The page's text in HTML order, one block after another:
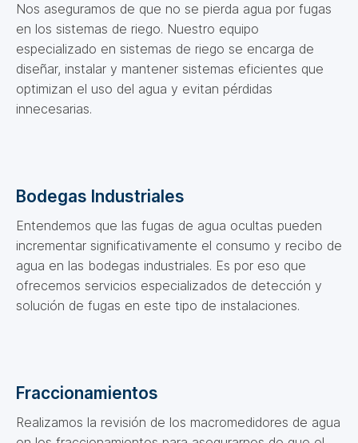
Nos aseguramos de que no se pierda agua por fugas
en los sistemas de riego. Nuestro equipo
especializado en sistemas de riego se encarga de
diseñar, instalar y mantener sistemas eficientes que
optimizan el uso del agua y evitan pérdidas
innecesarias.
Bodegas Industriales
Entendemos que las fugas de agua ocultas pueden
incrementar significativamente el consumo y recibo de
agua en las bodegas industriales. Es por eso que
ofrecemos servicios especializados de detección y
solución de fugas en este tipo de instalaciones.
Fraccionamientos
Realizamos la revisión de los macromedidores de agua